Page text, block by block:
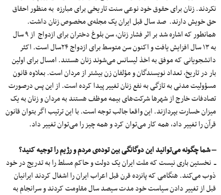
نکردند. زنان برای حقوق خود نوعی سنت تاریخی برای مبارزه به منظور احقاق
حق خویش دارند. صد سال قبل ایران یک مجله‌ی مخصوص زنان داشت.
همانطور که اشاره شد بر اثر فشار زنان، سن بلوغ دختران برای ازدواج از ۹ سال
به ۱۳ سال افزایش یافت و اکنون سن متوسط برای ازدواج ۲۴سال است. اکثر
دانشجویانی که موفق به اخذ لیسانس می‌شوند زنان هستند. امسال برای اولین
بار در تاریخ، تعداد نویسندگان و مؤلفان زن بیشتر از مردان است. بعلاوه قانون
مسؤولیت مدنی به‌ تازگی به نفع زنان تغییر پیدا کرده است. از این پس درصورت
تصادفات خارج از شهرها شرکت‌های بیمه موظف هستند به مردان و زنان به یک
میزان خسارت بپردازند. این واقعا جالب توجه است. با این ترتیب اگر بتوان قانون
قرآن را تغییر داد، همه کار می‌توان کرد و همه چیز را می‌توان تغییر داد.
– شما چگونه می‌توانید این دوگانگی بین توده‌ی مردم و رژیم را توجیه کنید؟
ــ نخستین باری نیست که ملت ایران یک دولت و حاکم مسلط را به ‌تدریج در خود
ذوب می‌کند. هنگامی که پانزده قرن قبل اعراب ایران را اشغال کردند ایرانیان
قبل از تغییر دادن سیاست خود مدت سیصد سال مقاومت کردند و سرانجام به